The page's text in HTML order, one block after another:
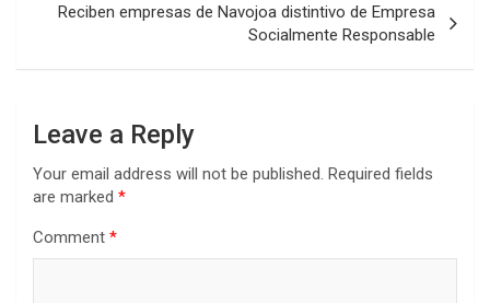
Reciben empresas de Navojoa distintivo de Empresa
Socialmente Responsable
Leave a Reply
Your email address will not be published. Required fields
are marked *
Comment *